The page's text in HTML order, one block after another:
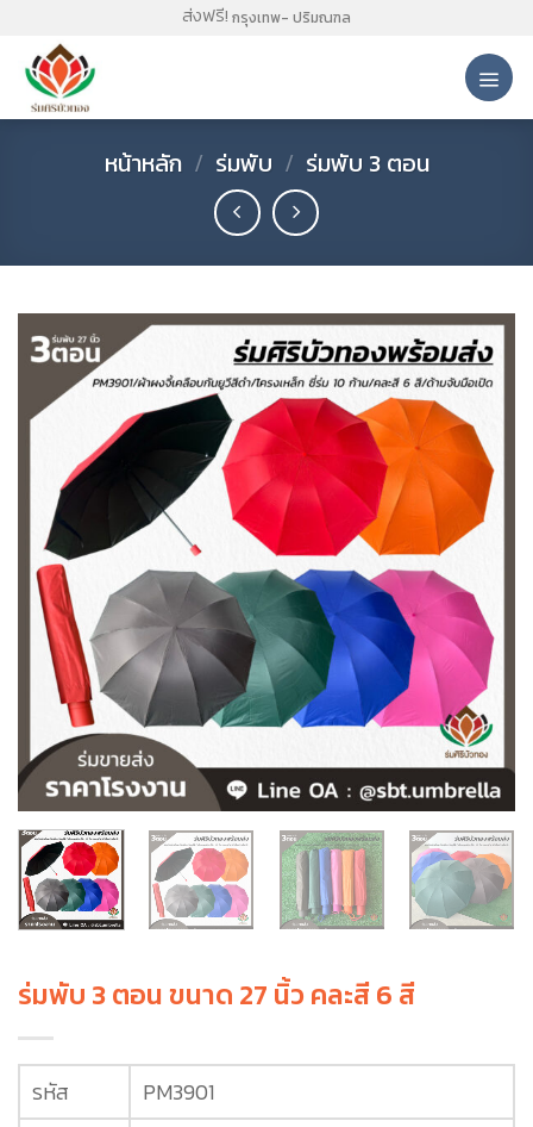
content
ส่งฟรี! กรุงเทพ- ปริมณฑล
หน้าหลัก / ร่มพับ / ร่มพับ 3 ตอน
ร่มพับ 3 ตอน ขนาด 27 นิ้ว คละสี 6 สี
รหัส
PM3901